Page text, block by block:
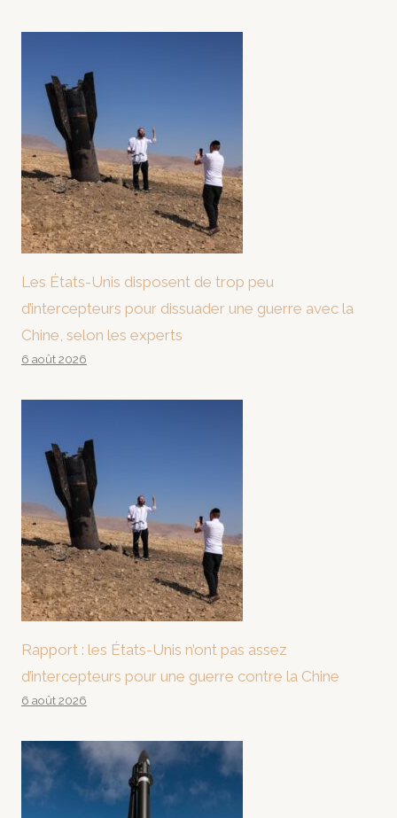
Les États-Unis disposent de trop peu
d’intercepteurs pour dissuader une guerre avec la
Chine, selon les experts
6 août 2026
Rapport : les États-Unis n’ont pas assez
d’intercepteurs pour une guerre contre la Chine
6 août 2026